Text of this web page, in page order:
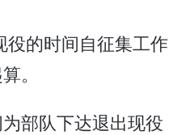
的时间自征集工作
。
部队下达退出现役